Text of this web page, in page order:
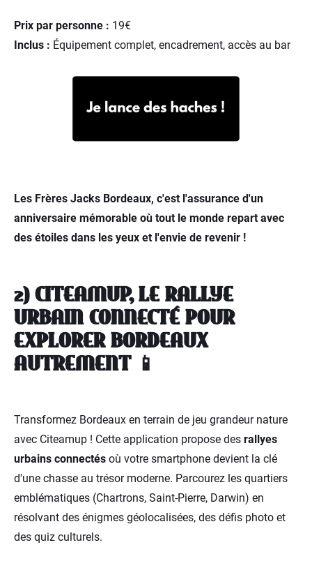
Prix par personne : 19€
Inclus : Équipement complet, encadrement, accès au bar
Les Frères Jacks Bordeaux, c'est l'assurance d'un
anniversaire mémorable où tout le monde repart avec
des étoiles dans les yeux et l'envie de revenir !
2) CITEAMUP, LE RALLYE
URBAIN CONNECTÉ POUR
EXPLORER BORDEAUX
AUTREMENT 📱
Transformez Bordeaux en terrain de jeu grandeur nature
avec Citeamup ! Cette application propose des rallyes
urbains connectés où votre smartphone devient la clé
d'une chasse au trésor moderne. Parcourez les quartiers
emblématiques (Chartrons, Saint-Pierre, Darwin) en
résolvant des énigmes géolocalisées, des défis photo et
des quiz culturels.